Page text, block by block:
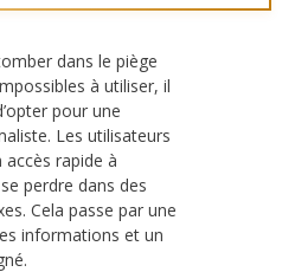
dans le piège
à utiliser, il
pour une
Les utilisateurs
rapide à
perdre dans des
Cela passe par une
informations et un